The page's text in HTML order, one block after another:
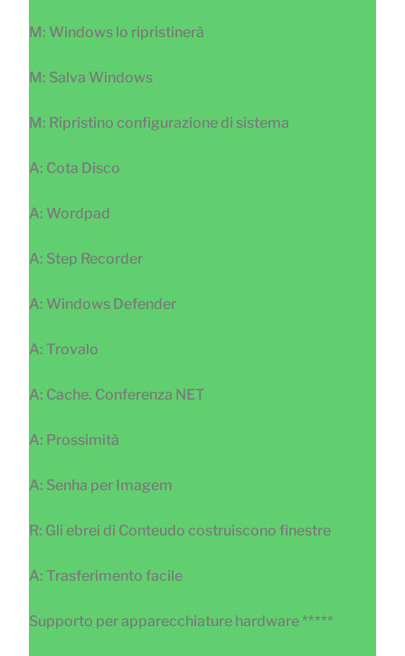
M: Windows lo ripristinerà
M: Salva Windows
M: Ripristino configurazione di sistema
A: Cota Disco
A: Wordpad
A: Step Recorder
A: Windows Defender
A: Trovalo
A: Cache. Conferenza NET
A: Prossimità
A: Senha per Imagem
R: Gli ebrei di Conteudo costruiscono finestre
A: Trasferimento facile
Supporto per apparecchiature hardware *****